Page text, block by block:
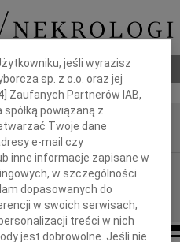
jeśli wyrazisz
sp. z o.o. oraz jej
] Zaufanych Partnerów IAB,
spółką powiązaną z
Twoje dane
e-mail czy
inne informacje zapisane w
w szczególności
dopasowanych do
w swoich serwisach,
treści w nich
jest dobrowolne. Jeśli nie